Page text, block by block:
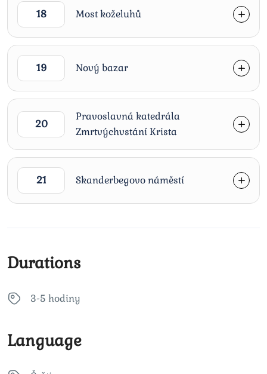
18 Most koželuhů
19 Nový bazar
20
Pravoslavná katedrála
Zmrtvýchvstání Krista
21 Skanderbegovo náměstí
Durations
3-5 hodiny
Language